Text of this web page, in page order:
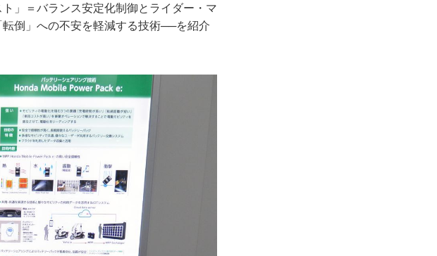
」＝バランス安定化制御とライダー・マ
倒」への不安を軽減する技術──を紹介